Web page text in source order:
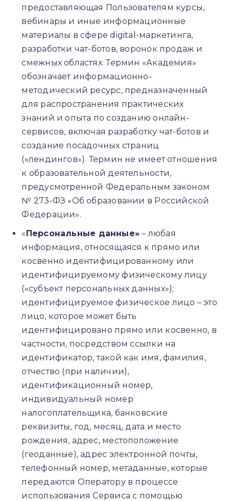
предоставляющая Пользователям курсы,
вебинары и иные информационные
материалы в сфере digital-маркетинга,
разработки чат-ботов, воронок продаж и
смежных областях. Термин «Академия»
обозначает информационно-
методический ресурс, предназначенный
для распространения практических
знаний и опыта по созданию онлайн-
сервисов, включая разработку чат-ботов и
создание посадочных страниц
(«лендингов»). Термин не имеет отношения
к образовательной деятельности,
предусмотренной Федеральным законом
№ 273-ФЗ «Об образовании в Российской
Федерации».
«Персональные данные» – любая
информация, относящаяся к прямо или
косвенно идентифицированному или
идентифицируемому физическому лицу
(«субъект персональных данных»);
идентифицируемое физическое лицо – это
лицо, которое может быть
идентифицировано прямо или косвенно, в
частности, посредством ссылки на
идентификатор, такой как имя, фамилия,
отчество (при наличии),
идентификационный номер,
индивидуальный номер
налогоплательщика, банковские
реквизиты, год, месяц, дата и место
рождения, адрес, местоположение
(геоданные), адрес электронной почты,
телефонный номер, метаданные, которые
передаются Оператору в процессе
использования Сервиса с помощью